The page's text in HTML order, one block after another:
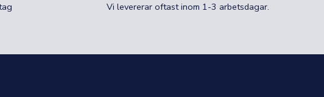
Vi levererar oftast inom 1-3 arbetsdagar.